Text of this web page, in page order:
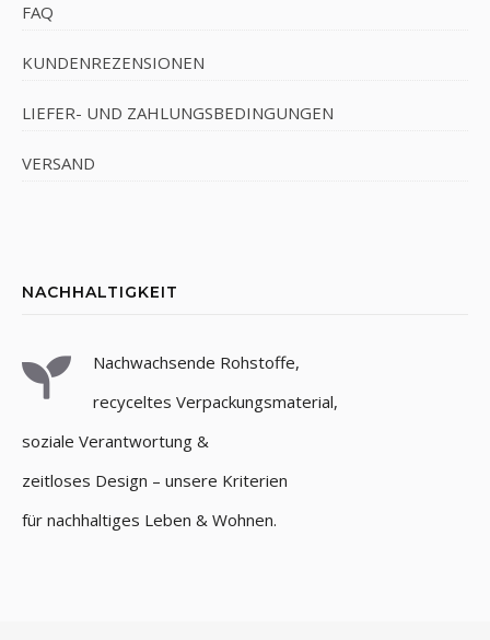
FAQ
KUNDENREZENSIONEN
LIEFER- UND ZAHLUNGSBEDINGUNGEN
VERSAND
NACHHALTIGKEIT
Nachwachsende Rohstoffe,
recyceltes Verpackungsmaterial,
soziale Verantwortung &
zeitloses Design – unsere Kriterien
für nachhaltiges Leben & Wohnen.